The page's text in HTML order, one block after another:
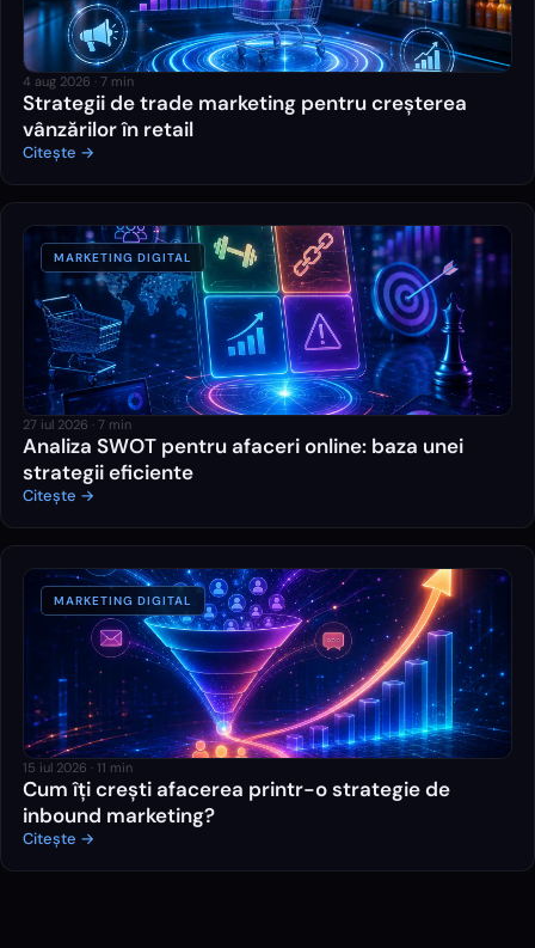
4 aug 2026 · 7 min
Strategii de trade marketing pentru creșterea
vânzărilor în retail
Citește →
MARKETING DIGITAL
27 iul 2026 · 7 min
Analiza SWOT pentru afaceri online: baza unei
strategii eficiente
Citește →
MARKETING DIGITAL
15 iul 2026 · 11 min
Cum îți crești afacerea printr-o strategie de
inbound marketing?
Citește →